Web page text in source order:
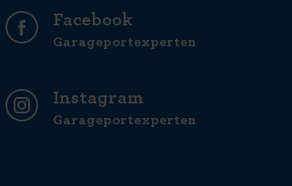
Facebook
Garageportexperten
Instagram
Garageportexperten